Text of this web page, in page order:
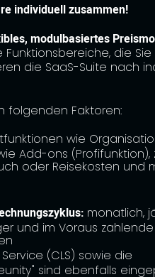
individuell zusammen!
modulbasiertes
die Sie
die SaaS-Suite nach
folgenden Faktoren:
wie
Add-ons (Profifunktion),
oder Reisekosten und
monatlich,
und im Voraus
(CLS) sowie die
sind ebenfalls